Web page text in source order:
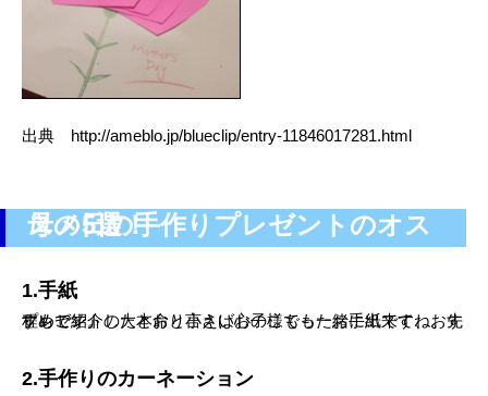
出典 http://ameblo.jp/blueclip/entry-11846017281.html
母の日の手作りプレゼントのオススメ5選！
1.手紙
プレゼントの大本命と言えば心のこもったお手紙ですね。先程もご紹介したとおり小さいお子様でも一緒に出来て、おすすめです。
2.手作りのカーネーション